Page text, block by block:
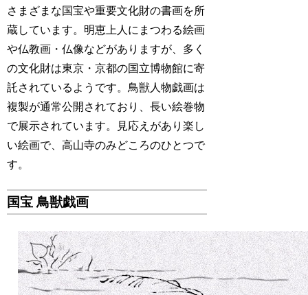
さまざまな国宝や重要文化財の書画を所
蔵しています。明恵上人にまつわる絵画
や仏教画・仏像などがありますが、多く
の文化財は東京・京都の国立博物館に寄
託されているようです。鳥獣人物戯画は
複製が通常公開されており、長い絵巻物
で展示されています。見応えがあり楽し
い絵画で、高山寺のみどころのひとつで
す。
国宝 鳥獣戯画